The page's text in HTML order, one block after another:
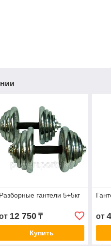
Разборные гантели 5+5кг
12 750₸
Купить
от